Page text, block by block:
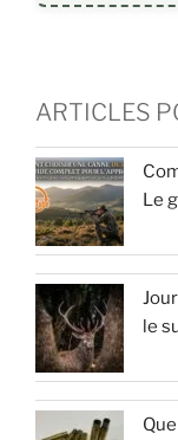
ARTICLES
Le
le